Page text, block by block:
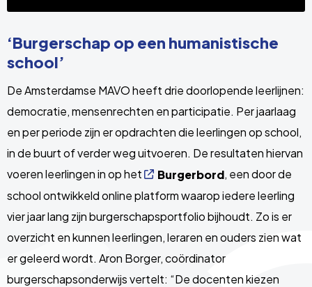
‘Burgerschap op een humanistische
school’
De Amsterdamse MAVO heeft drie doorlopende leerlijnen:
democratie, mensenrechten en participatie. Per jaarlaag
en per periode zijn er opdrachten die leerlingen op school,
in de buurt of verder weg uitvoeren. De resultaten hiervan
voeren leerlingen in op het
Burgerbord, een door de
school ontwikkeld online platform waarop iedere leerling
vier jaar lang zijn burgerschapsportfolio bijhoudt. Zo is er
overzicht en kunnen leerlingen, leraren en ouders zien wat
er geleerd wordt. Aron Borger, coördinator
burgerschapsonderwijs vertelt: “De docenten kiezen